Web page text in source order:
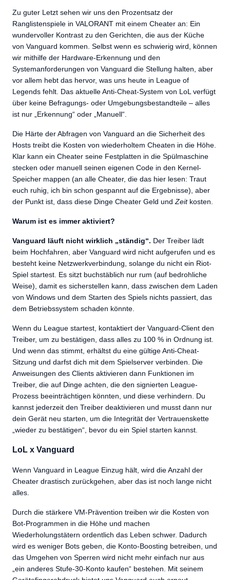
Zu guter Letzt sehen wir uns den Prozentsatz der
Ranglistenspiele in VALORANT mit einem Cheater an: Ein
wundervoller Kontrast zu den Gerichten, die aus der Küche
von Vanguard kommen. Selbst wenn es schwierig wird, können
wir mithilfe der Hardware-Erkennung und den
Systemanforderungen von Vanguard die Stellung halten, aber
vor allem hebt das hervor, was uns heute in League of
Legends fehlt. Das aktuelle Anti-Cheat-System von LoL verfügt
über keine Befragungs- oder Umgebungsbestandteile – alles
ist nur „Erkennung“ oder „Manuell“.
Die Härte der Abfragen von Vanguard an die Sicherheit des
Hosts treibt die Kosten von wiederholtem Cheaten in die Höhe.
Klar kann ein Cheater seine Festplatten in die Spülmaschine
stecken oder manuell seinen eigenen Code in den Kernel-
Speicher mappen (an alle Cheater, die das hier lesen: Traut
euch ruhig, ich bin schon gespannt auf die Ergebnisse), aber
der Punkt ist, dass diese Dinge Cheater Geld und Zeitkosten.
Warum ist es immer aktiviert?
Vanguard läuft nicht wirklich „ständig“. Der Treiber lädt
beim Hochfahren, aber Vanguard wird nicht aufgerufen und es
besteht keine Netzwerkverbindung, solange du nicht ein Riot-
Spiel startest. Es sitzt buchstäblich nur rum (auf bedrohliche
Weise), damit es sicherstellen kann, dass zwischen dem Laden
von Windows und dem Starten des Spiels nichts passiert, das
dem Betriebssystem schaden könnte.
Wenn du League startest, kontaktiert der Vanguard-Client den
Treiber, um zu bestätigen, dass alles zu 100 % in Ordnung ist.
Und wenn das stimmt, erhältst du eine gültige Anti-Cheat-
Sitzung und darfst dich mit dem Spielserver verbinden. Die
Anweisungen des Clients aktivieren dann Funktionen im
Treiber, die auf Dinge achten, die den signierten League-
Prozess beeinträchtigen könnten, und diese verhindern. Du
kannst jederzeit den Treiber deaktivieren und musst dann nur
dein Gerät neu starten, um die Integrität der Vertrauenskette
„wieder zu bestätigen“, bevor du ein Spiel starten kannst.
LoL x Vanguard
Wenn Vanguard in League Einzug hält, wird die Anzahl der
Cheater drastisch zurückgehen, aber das ist noch lange nicht
alles.
Durch die stärkere VM-Prävention treiben wir die Kosten von
Bot-Programmen in die Höhe und machen
Wiederholungstätern ordentlich das Leben schwer. Dadurch
wird es weniger Bots geben, die Konto-Boosting betreiben, und
das Umgehen von Sperren wird nicht mehr einfach nur aus
„ein anderes Stufe-30-Konto kaufen“ bestehen. Mit seinem